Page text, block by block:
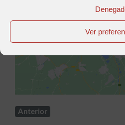
Ver
Haz clic para aceptar
permitir este
Anterior